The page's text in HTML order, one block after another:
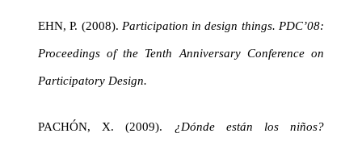
EHN, P. (2008). Participation in design things. PDC’08:
Proceedings of the Tenth Anniversary Conference on
Participatory Design.
PACHÓN, X. (2009). ¿Dónde están los niños?